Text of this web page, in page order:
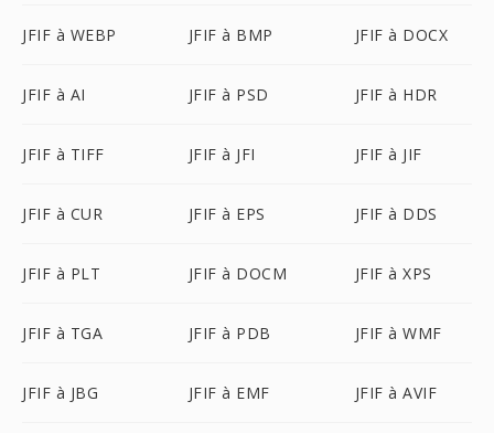
JFIF à WEBP JFIF à BMP JFIF à DOCX
JFIF à AI JFIF à PSD JFIF à HDR
JFIF à TIFF JFIF à JFI JFIF à JIF
JFIF à CUR JFIF à EPS JFIF à DDS
JFIF à PLT JFIF à DOCM JFIF à XPS
JFIF à TGA JFIF à PDB JFIF à WMF
JFIF à JBG JFIF à EMF JFIF à AVIF